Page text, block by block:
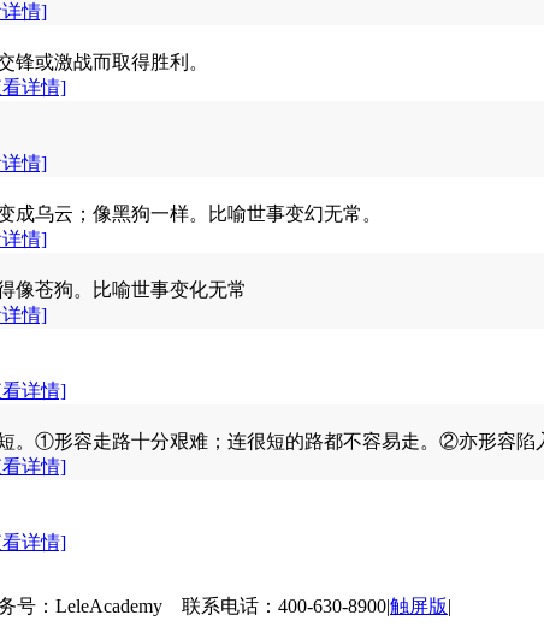
情]
锋或激战而取得胜利。
详情]
情]
成乌云；像黑狗一样。比喻世事变幻无常。
情]
像苍狗。比喻世事变化无常
情]
详情]
。①形容走路十分艰难；连很短的路都不容易走。②亦形容陷
详情]
详情]
号：LeleAcademy 联系电话：400-630-8900|触屏版|